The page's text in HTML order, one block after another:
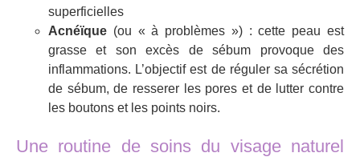
superficielles
Acnéïque (ou « à problèmes ») : cette peau est
grasse et son excès de sébum provoque des
inflammations. L’objectif est de réguler sa sécrétion
de sébum, de resserer les pores et de lutter contre
les boutons et les points noirs.
Une routine de soins du visage naturel